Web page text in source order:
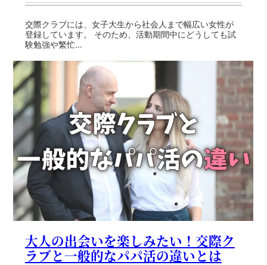
交際クラブには、女子大生から社会人まで幅広い女性が
登録しています。 そのため、活動期間中にどうしても試
験勉強や繁忙...
大人の出会いを楽しみたい！交際ク
ラブと一般的なパパ活の違いとは